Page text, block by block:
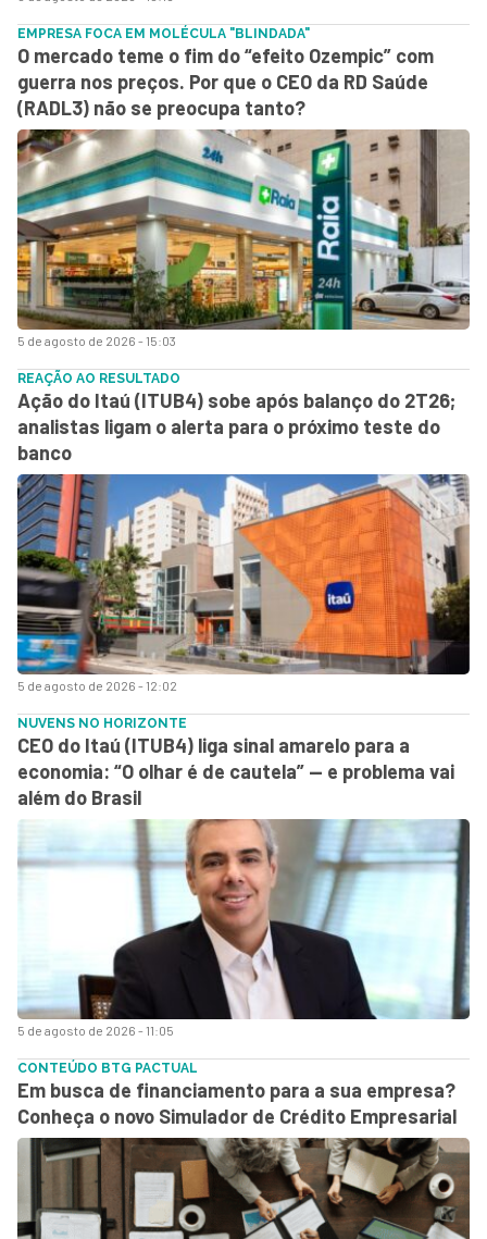
5 de agosto de 2026 - 15:03
EMPRESA FOCA EM MOLÉCULA "BLINDADA"
O mercado teme o fim do “efeito Ozempic” com
guerra nos preços. Por que o CEO da RD Saúde
(RADL3) não se preocupa tanto?
5 de agosto de 2026 - 12:02
REAÇÃO AO RESULTADO
Ação do Itaú (ITUB4) sobe após balanço do 2T26;
analistas ligam o alerta para o próximo teste do
banco
5 de agosto de 2026 - 11:05
NUVENS NO HORIZONTE
CEO do Itaú (ITUB4) liga sinal amarelo para a
economia: “O olhar é de cautela” — e problema vai
além do Brasil
CONTEÚDO BTG PACTUAL
Em busca de financiamento para a sua empresa?
Conheça o novo Simulador de Crédito Empresarial